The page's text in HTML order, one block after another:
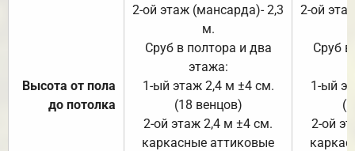
Высота от пола
до потолка
2-ой этаж (мансарда)- 2,3
м.
Сруб в полтора и два
этажа:
1-ый этаж 2,4 м ±4 см.
(18 венцов)
2-ой этаж 2,4 м ±4 см.
каркасные аттиковые
2-ой
Сруб
1-ый
2-ой